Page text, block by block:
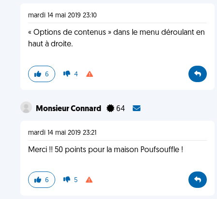
mardi 14 mai 2019 23:10
« Options de contenus » dans le menu déroulant en
haut à droite.
6 4
Monsieur Connard 64
mardi 14 mai 2019 23:21
Merci !! 50 points pour la maison Poufsouffle !
6 5